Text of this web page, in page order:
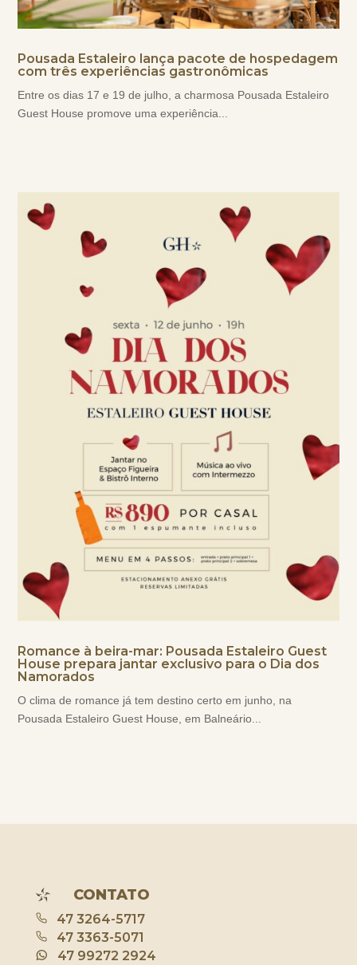
Pousada Estaleiro lança pacote de hospedagem
com três experiências gastronômicas
Entre os dias 17 e 19 de julho, a charmosa Pousada Estaleiro
Guest House promove uma experiência...
Romance à beira-mar: Pousada Estaleiro Guest
House prepara jantar exclusivo para o Dia dos
Namorados
O clima de romance já tem destino certo em junho, na
Pousada Estaleiro Guest House, em Balneário...
CONTATO
47 3264-5717
47 3363-5071
47 99272 2924